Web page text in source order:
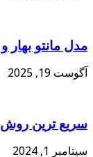
مدل مانتو بهار و تابستان
آگوست 19, 2025
سریع ترین
سپتامبر 1, 2024